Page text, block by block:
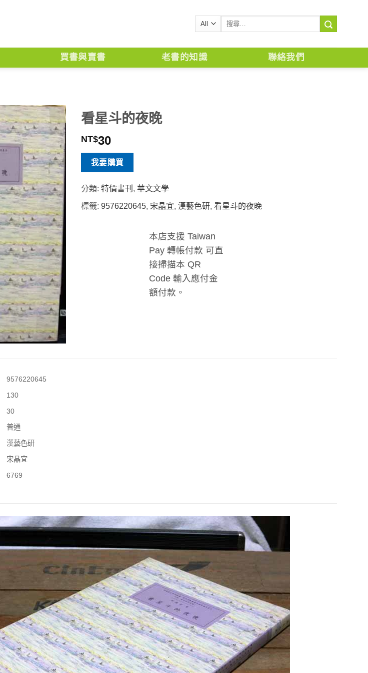
搜
鍵
買書與賣書 老書的知識 聯絡我們
看星斗的夜晚
NT$30
我要購買
分類:特價書刊 ,華文文學
標籤:9576220645, 宋晶宜,漢藝色研,看星斗的夜晚
本店支援 Taiwan
Pay 轉帳付款 可直
接掃描本 QR
Code 輸入應付金
額付款。
9576220645
130
30
普通
漢藝色研
宋晶宜
6769